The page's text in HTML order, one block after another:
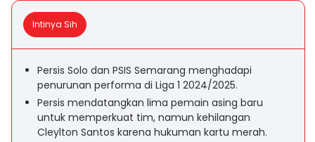
Intinya Sih
Persis Solo dan PSIS Semarang menghadapi
penurunan performa di Liga 1 2024/2025.
Persis mendatangkan lima pemain asing baru
untuk memperkuat tim, namun kehilangan
Cleylton Santos karena hukuman kartu merah.